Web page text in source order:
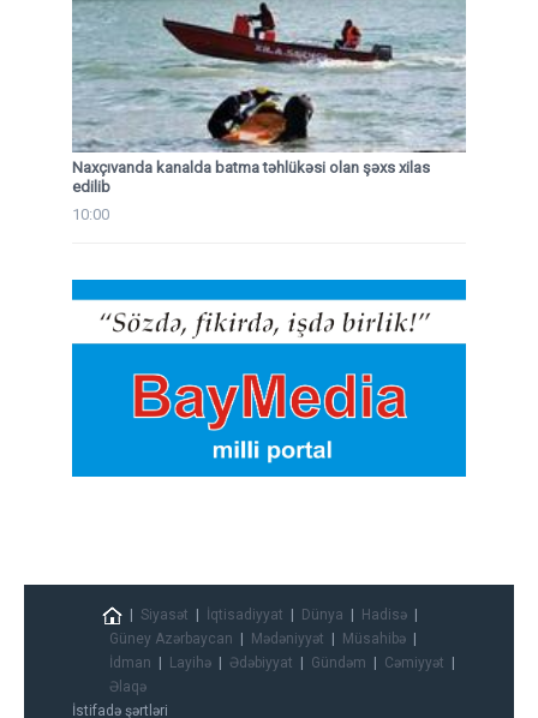
Naxçıvanda kanalda batma təhlükəsi olan şəxs xilas
edilib
10:00
Siyasət İqtisadiyyat Dünya
Hadisə
Güney Azərbaycan
Mədəniyyət
Müsahibə
İdman
Layihə Ədəbiyyat Gündəm
Cəmiyyət
Əlaqə
İstifadə şərtləri